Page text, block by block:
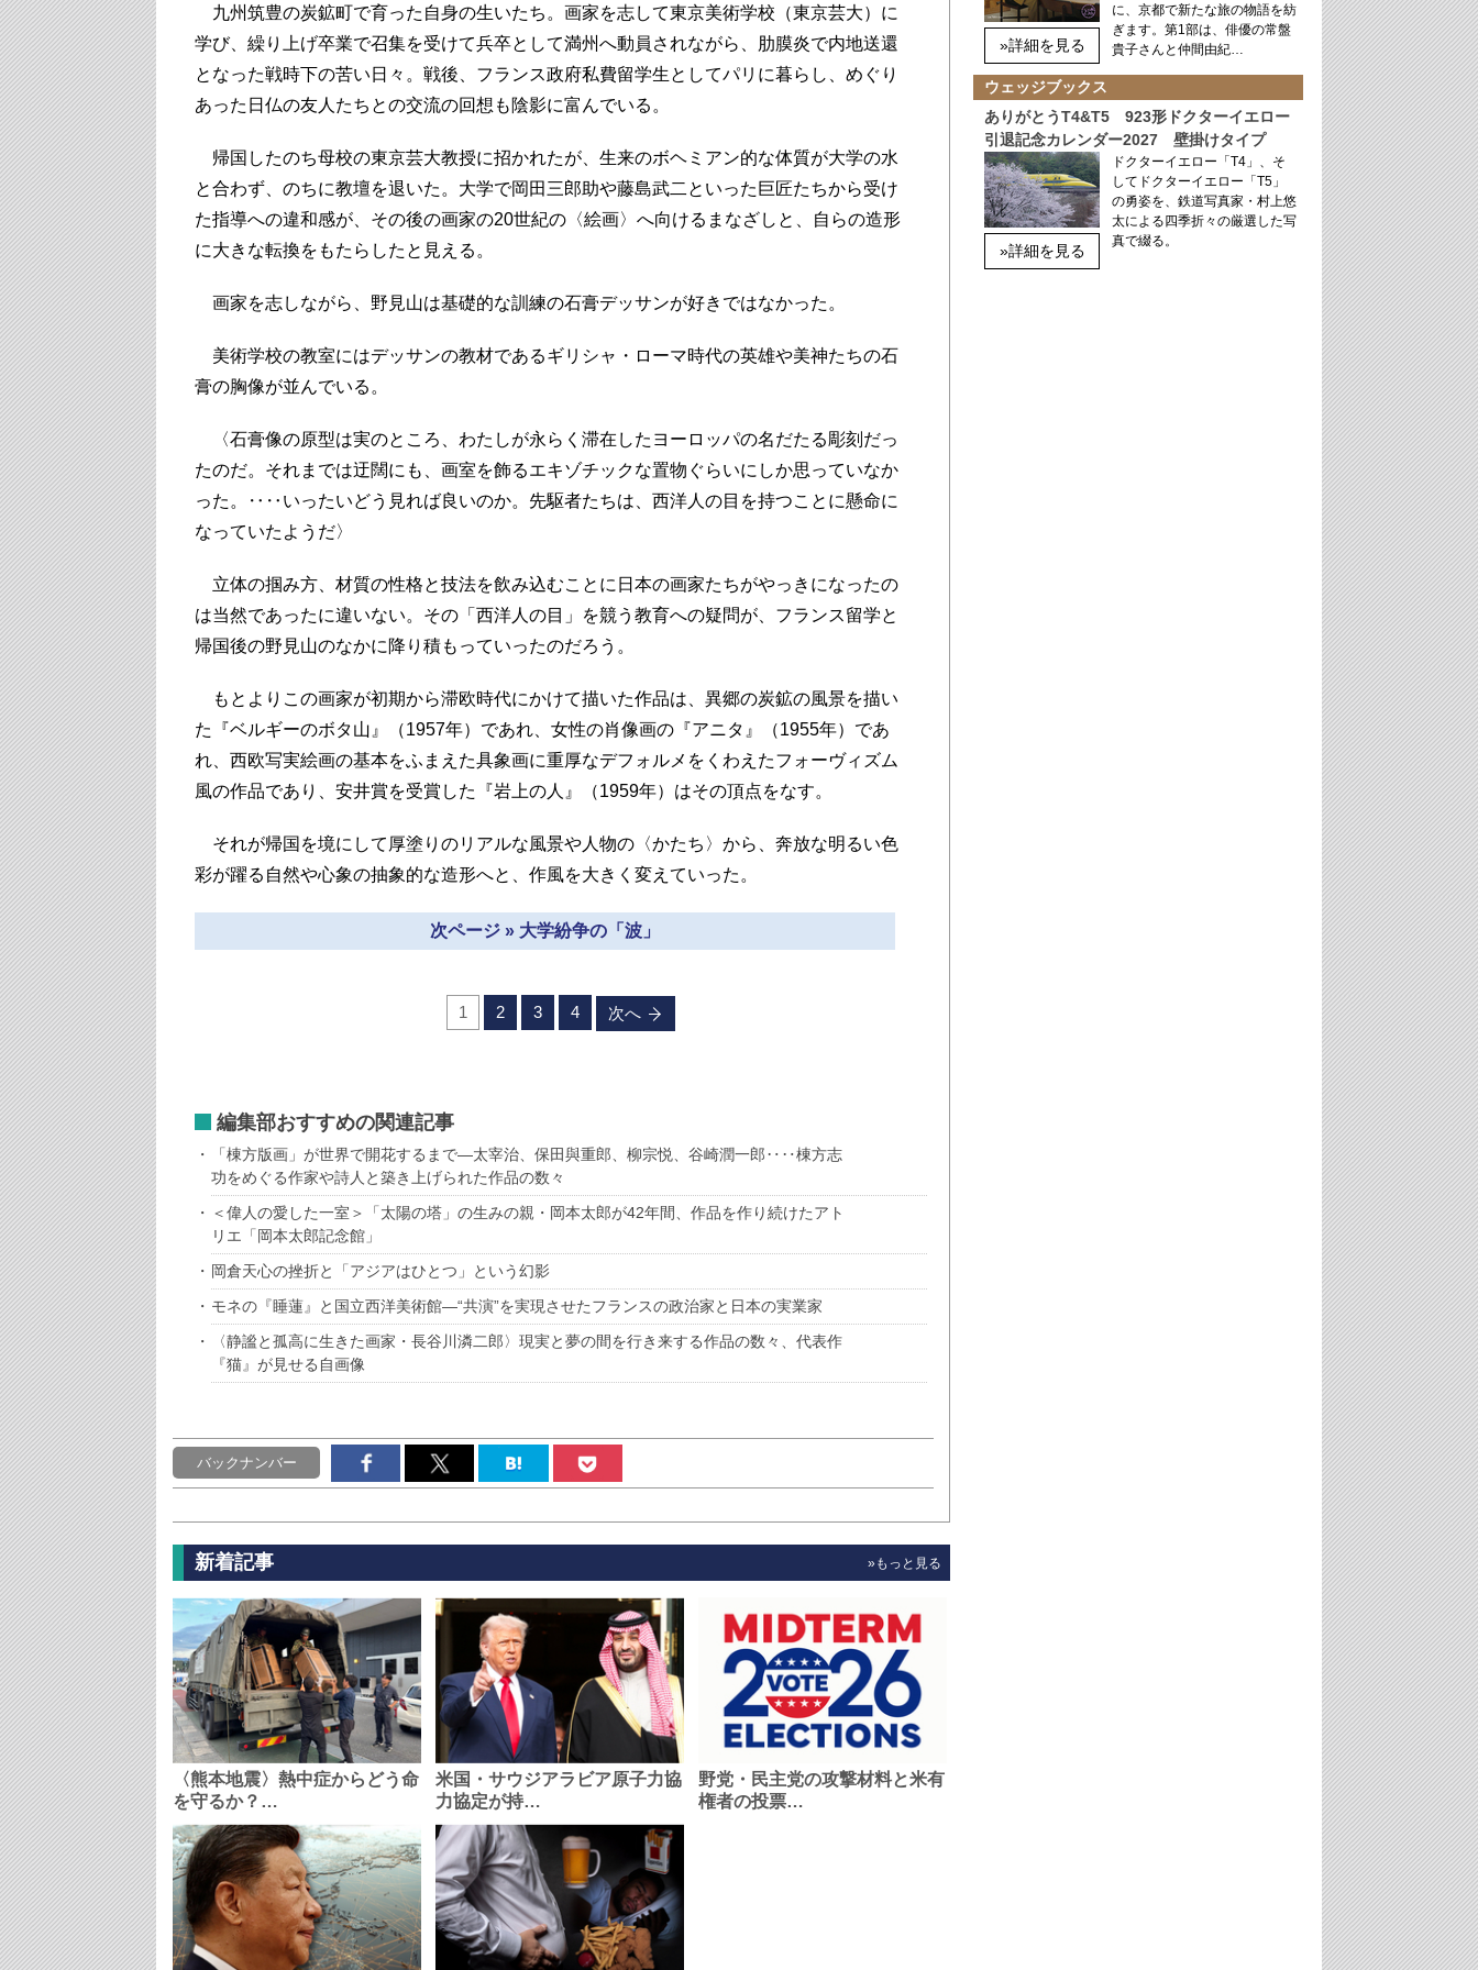
九州筑豊の炭鉱町で育った自身の生いたち。画家を志して東京美術学校（東京芸大）に
学び、繰り上げ卒業で召集を受けて兵卒として満州へ動員されながら、肋膜炎で内地送還
となった戦時下の苦い日々。戦後、フランス政府私費留学生としてパリに暮らし、めぐり
あった日仏の友人たちとの交流の回想も陰影に富んでいる。
帰国したのち母校の東京芸大教授に招かれたが、生来のボヘミアン的な体質が大学の水
と合わず、のちに教壇を退いた。大学で岡田三郎助や藤島武二といった巨匠たちから受け
た指導への違和感が、その後の画家の20世紀の〈絵画〉へ向けるまなざしと、自らの造形
に大きな転換をもたらしたと見える。
画家を志しながら、野見山は基礎的な訓練の石膏デッサンが好きではなかった。
美術学校の教室にはデッサンの教材であるギリシャ・ローマ時代の英雄や美神たちの石
膏の胸像が並んでいる。
〈石膏像の原型は実のところ、わたしが永らく滞在したヨーロッパの名だたる彫刻だっ
たのだ。それまでは迂闊にも、画室を飾るエキゾチックな置物ぐらいにしか思っていなか
った。‥‥いったいどう見れば良いのか。先駆者たちは、西洋人の目を持つことに懸命に
なっていたようだ〉
立体の掴み方、材質の性格と技法を飲み込むことに日本の画家たちがやっきになったの
は当然であったに違いない。その「西洋人の目」を競う教育への疑問が、フランス留学と
帰国後の野見山のなかに降り積もっていったのだろう。
もとよりこの画家が初期から滞欧時代にかけて描いた作品は、異郷の炭鉱の風景を描い
た『ベルギーのボタ山』（1957年）であれ、女性の肖像画の『アニタ』（1955年）であ
れ、西欧写実絵画の基本をふまえた具象画に重厚なデフォルメをくわえたフォーヴィズム
風の作品であり、安井賞を受賞した『岩上の人』（1959年）はその頂点をなす。
それが帰国を境にして厚塗りのリアルな風景や人物の〈かたち〉から、奔放な明るい色
彩が躍る自然や心象の抽象的な造形へと、作風を大きく変えていった。
次ページ » 大学紛争の「波」
1 2 3 4 次へ
編集部おすすめの関連記事
「棟方版画」が世界で開花するまで―太宰治、保田與重郎、柳宗悦、谷崎潤一郎‥‥棟方志
功をめぐる作家や詩人と築き上げられた作品の数々
＜偉人の愛した一室＞「太陽の塔」の生みの親・岡本太郎が42年間、作品を作り続けたアト
リエ「岡本太郎記念館」
岡倉天心の挫折と「アジアはひとつ」という幻影
モネの『睡蓮』と国立西洋美術館―“共演”を実現させたフランスの政治家と日本の実業家
〈静謐と孤高に生きた画家・長谷川潾二郎〉現実と夢の間を行き来する作品の数々、代表作
『猫』が見せる自画像
バックナンバー
新着記事 »もっと見る
〈熊本地震〉熱中症からどう命
を守るか？…
米国・サウジアラビア原子力協
力協定が持…
野党・民主党の攻撃材料と米有
権者の投票…
»詳細を見る
に、京都で新たな旅の物語を紡
ぎます。第1部は、俳優の常盤
貴子さんと仲間由紀…
ウェッジブックス
ありがとうT4&T5 923形ドクターイエロー
引退記念カレンダー2027 壁掛けタイプ
»詳細を見る
ドクターイエロー「T4」、そ
してドクターイエロー「T5」
の勇姿を、鉄道写真家・村上悠
太による四季折々の厳選した写
真で綴る。